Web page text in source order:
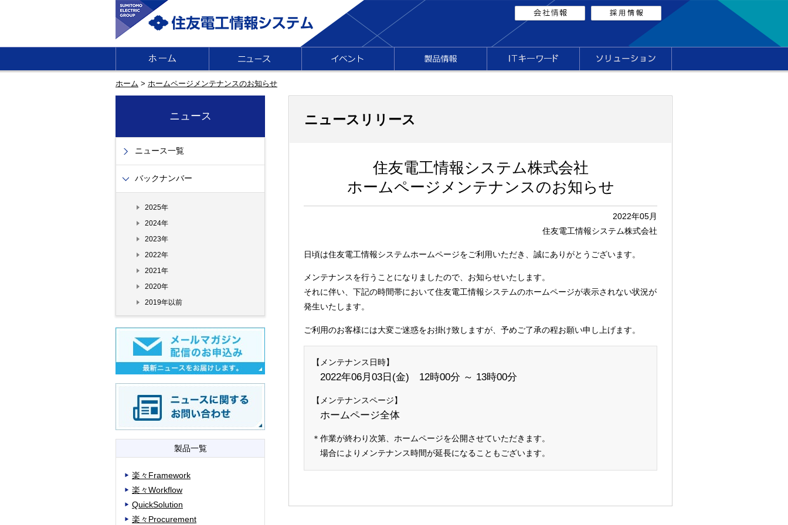
ホーム > ホームページメンテナンスのお知らせ
ニュースリリース
住友電工情報システム株式会社
ホームページメンテナンスのお知らせ
2022年05月
住友電工情報システム株式会社
日頃は住友電工情報システムホームページをご利用いただき、誠にありがとうございます。
メンテナンスを行うことになりましたので、お知らせいたします。
それに伴い、下記の時間帯において住友電工情報システムのホームページが表示されない状況が
発生いたします。
ご利用のお客様には大変ご迷惑をお掛け致しますが、予めご了承の程お願い申し上げます。
【メンテナンス日時】
2022年06月03日(金) 12時00分 ～ 13時00分
【メンテナンスページ】
ホームページ全体
＊作業が終わり次第、ホームページを公開させていただきます。
場合によりメンテナンス時間が延長になることもございます。
ニュース
ニュース一覧
バックナンバー
2025年
2024年
2023年
2022年
2021年
2020年
2019年以前
製品一覧
楽々Framework
楽々Workflow
QuickSolution
楽々Procurement